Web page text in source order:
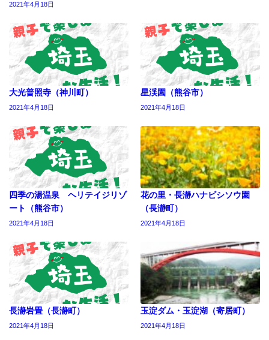
2021年4月18日
大光普照寺（神川町）
2021年4月18日
星渓園（熊谷市）
2021年4月18日
四季の湯温泉 ヘリテイジリゾ
ート（熊谷市）
2021年4月18日
花の里・長瀞ハナビシソウ園
（長瀞町）
2021年4月18日
長瀞岩畳（長瀞町）
2021年4月18日
玉淀ダム・玉淀湖（寄居町）
2021年4月18日